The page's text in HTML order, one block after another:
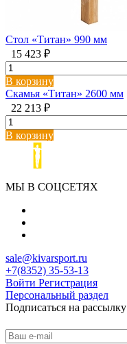
Стол «Титан» 990 мм
15 423 ₽
В корзину
Скамья «Титан» 2600 мм
22 213 ₽
В корзину
МЫ В СОЦСЕТЯХ
sale@kivarsport.ru
+7(8352) 35-53-13
Войти Регистрация
Персональный раздел
Подписаться на рассылку